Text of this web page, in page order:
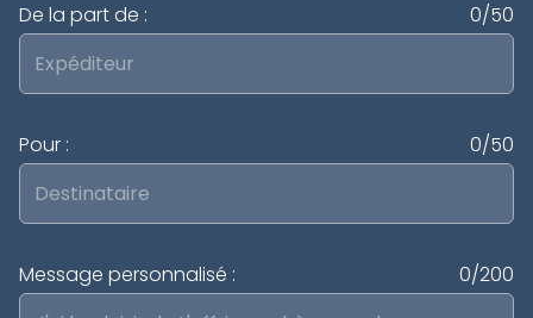
De la part de : 0/50
Pour : 0/50
Message personnalisé : 0/200